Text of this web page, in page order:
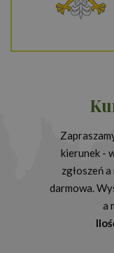
kierunek -
zgłoszeń
darmowa.
a